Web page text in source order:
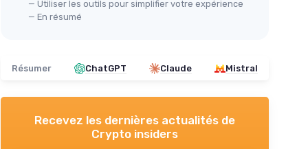
— Utiliser les outils pour simplifier votre expérience
— En résumé
Résumer ChatGPT Claude Mistral
Recevez les dernières actualités de
Crypto insiders